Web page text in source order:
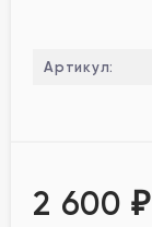
Артикул:
2 600 ₽